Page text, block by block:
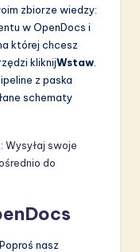
zbiorze wiedzy:
w OpenDocs i
której chcesz
kliknijWstaw
z paska
schematy
Wysyłaj swoje
do
nasz